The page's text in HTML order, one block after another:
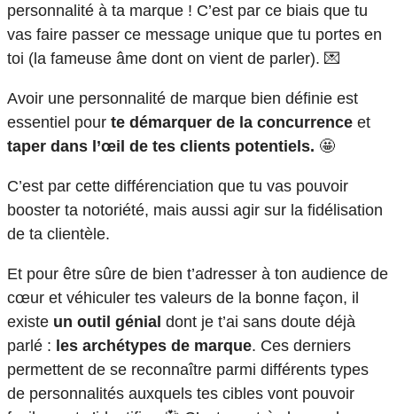
personnalité à ta marque ! C’est par ce biais que tu
vas faire passer ce message unique que tu portes en
toi (la fameuse âme dont on vient de parler). 💌
Avoir une personnalité de marque bien définie est
essentiel pour te démarquer de la concurrence et
taper dans l’œil de tes clients potentiels. 🤩
C’est par cette différenciation que tu vas pouvoir
booster ta notoriété, mais aussi agir sur la fidélisation
de ta clientèle.
Et pour être sûre de bien t’adresser à ton audience de
cœur et véhiculer tes valeurs de la bonne façon, il
existe un outil génial dont je t’ai sans doute déjà
parlé : les archétypes de marque. Ces derniers
permettent de se reconnaître parmi différents types
de personnalités auxquels tes cibles vont pouvoir